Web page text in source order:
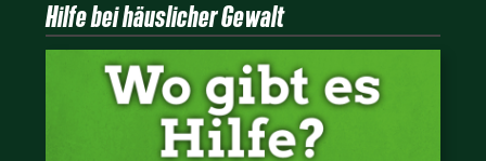
Hilfe bei häuslicher Gewalt